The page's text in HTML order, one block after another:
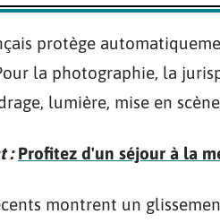
protège
la photographie, la
lumière, mise en
: Profitez d'un séjour à la
montrent un